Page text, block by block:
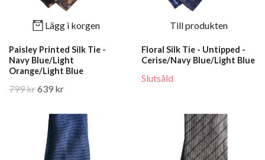
Lägg i korgen
Paisley Printed Silk Tie -
Navy Blue/Light
Orange/Light Blue
799 kr639 kr
Till produkten
Floral Silk Tie - Untipped -
Cerise/Navy Blue/Light Blue
Slutsåld